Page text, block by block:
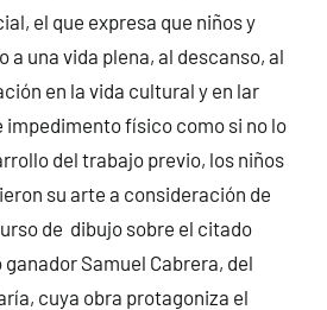
el que expresa que niños y
a una vida plena, al descanso, al
en la vida cultural y en lar
físico como si no lo
del trabajo previo, los niños
su arte a consideración de
de dibujo sobre el citado
Samuel Cabrera, del
cuya obra protagoniza el